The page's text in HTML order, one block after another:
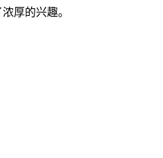
厚的兴趣。